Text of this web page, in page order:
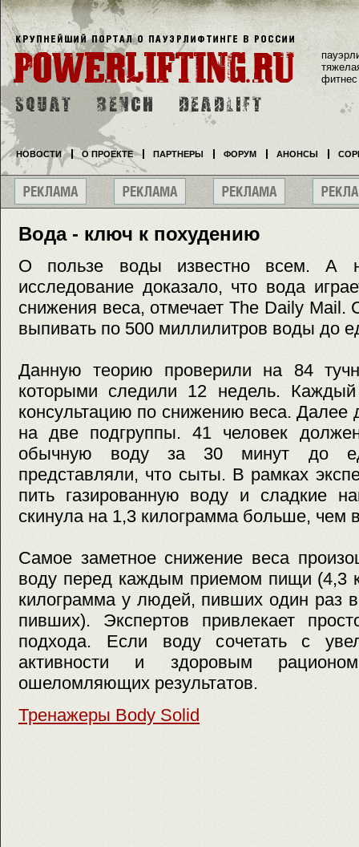
Вода - ключ к похудению
О пользе воды известно всем. А
исследование доказало, что вода
снижения веса, отмечает The Daily Mail.
выпивать по 500 миллилитров воды до
Данную теорию проверили на 84
которыми следили 12 недель.
консультацию по снижению веса. Далее
на две подгруппы. 41 человек
обычную воду за 30 минут до
представляли, что сыты. В рамках
пить газированную воду и сладкие
скинула на 1,3 килограмма больше, чем
Самое заметное снижение веса
воду перед каждым приемом пищи (4,3
килограмма у людей, пивших один раз
пивших). Экспертов привлекает
подхода. Если воду сочетать с
активности и здоровым
ошеломляющих результатов.
Тренажеры Body Solid
фитнес
НОВОСТИ О ПРОЕКТЕ ПАРТНЕРЫ ФОРУМ АНОНСЫ